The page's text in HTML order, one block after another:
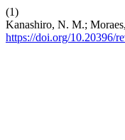
(1)
Kanashiro, N. M.;
https://doi.org/10.20396/